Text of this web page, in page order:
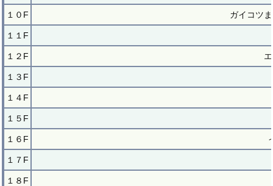
１０F ガイコツ
１１F
１２F
１３F
１４F
１５F
１６F
１７F
１８F